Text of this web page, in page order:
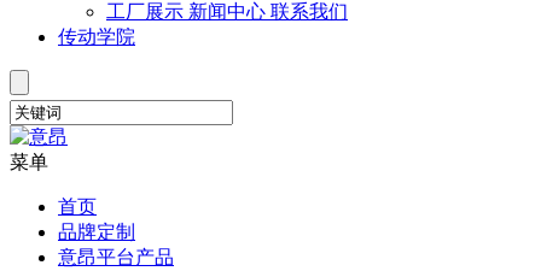
工厂展示 新闻中心 联系我们
传动学院
菜单
首页
品牌定制
意昂平台产品